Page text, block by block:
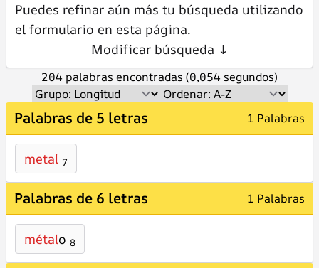
Puedes refinar aún más tu búsqueda utilizando
el formulario en esta página.
Modificar búsqueda ↓
204 palabras encontradas (0,054 segundos)
Palabras de 5 letras 1 Palabras
metal 7
Palabras de 6 letras 1 Palabras
métalo 8